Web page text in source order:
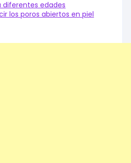
diferentes edades
los poros abiertos en piel